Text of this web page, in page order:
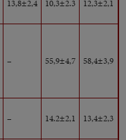
13,8±2,4 10,3±2.3 12,3±2,1
– 55,9±4,7 58,4±3,9
– 14.2±2,1 13,4±2,3